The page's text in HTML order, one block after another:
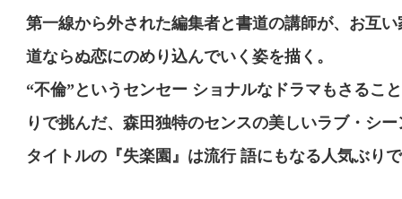
第一線から外された編集者と書道の講師が、お互
道ならぬ恋にのめり込んでいく姿を描く。
“不倫”というセンセー ショナルなドラマもさるこ
りで挑んだ、森田独特のセンスの美しいラブ・シ
タイトルの『失楽園』は流行 語にもなる人気ぶり